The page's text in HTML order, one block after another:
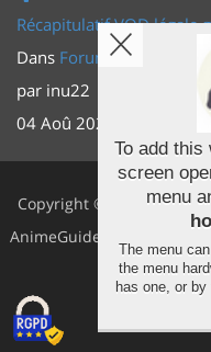
Récapitulatif VOD légale
Dans Forum Principal
par inu22
04 Aoû 2026 20:30
Copyright ©
AnimeGuides
To add this
screen
menu
The menu
the menu
has one, or